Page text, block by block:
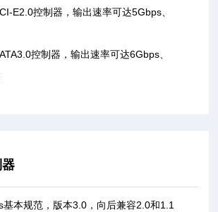
E2.0控制器，输出速率可达5Gbps、
控制器，输出速率可达6Gbps、
基本规范，版本3.0，向后兼容2.0和1.1